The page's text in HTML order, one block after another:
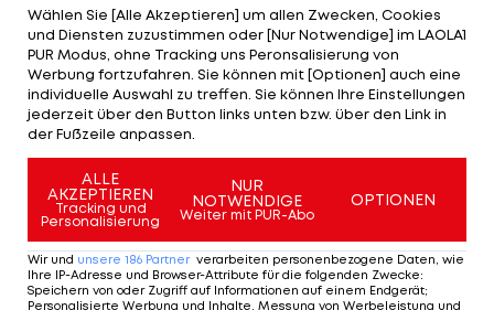
Herren-Teams ausgeschieden, das tat der tollen
Stimmung keinen Abbruch.
1 VON 24
KOMMENTARE
Wählen Sie [Alle Akzeptieren] um allen Zwecken, Cookies
und Diensten zuzustimmen oder [Nur Notwendige] im LAOLA1
PUR Modus, ohne Tracking uns Peronsalisierung von
Werbung fortzufahren. Sie können mit [Optionen] auch eine
individuelle Auswahl zu treffen. Sie können Ihre Einstellungen
jederzeit über den Button links unten bzw. über den Link in
der Fußzeile anpassen.
ALLE
AKZEPTIEREN
Tracking und
Personalisierung
NUR
NOTWENDIGE
Weiter mit PUR-Abo
OPTIONEN
Wir und unsere 186 Partner verarbeiten personenbezogene Daten, wie
Ihre IP-Adresse und Browser-Attribute für die folgenden Zwecke:
Speichern von oder Zugriff auf Informationen auf einem Endgerät;
Personalisierte Werbung und Inhalte, Messung von Werbeleistung und